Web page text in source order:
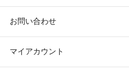
お問い合わせ
マイアカウント